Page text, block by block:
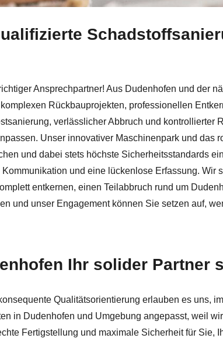
Schadstoffsanierung, Abbruch,
Ansprechpartner! Aus Dudenhofen und der
Rückbauprojekten, professionellen
verlässlicher Abbruch und kontrollierter
Unser innovativer Maschinenpark und das
und dabei stets höchste Sicherheitsstandards
und eine lückenlose Erfassung. Wir
entkernen, einen Teilabbruch rund um
und unser Engagement können Sie setzen auf,
Ihr solider Partner
Qualitätsorientierung erlauben es uns,
in Dudenhofen und Umgebung angepasst, weil
Fertigstellung und maximale Sicherheit für Sie,